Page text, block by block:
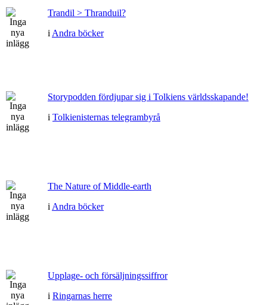
Trandil > Thranduil?
i Andra böcker
Storypodden fördjupar sig i Tolkiens världsskapande!
i Tolkienisternas telegrambyrå
The Nature of Middle-earth
i Andra böcker
Upplage- och försäljningssiffror
i Ringarnas herre